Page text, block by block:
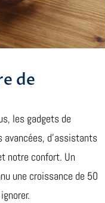
de
les gadgets de
d’assistants
notre confort. Un
une croissance de 50